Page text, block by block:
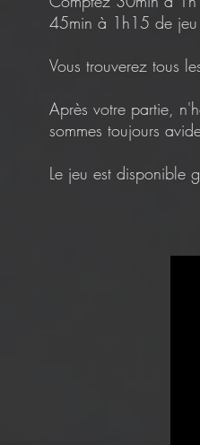
45min à 1h15 de jeu
Vous trouverez tous
Après votre partie,
sommes toujours
Le jeu est disponible